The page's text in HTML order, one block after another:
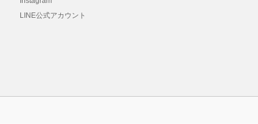
LINE公式アカウント